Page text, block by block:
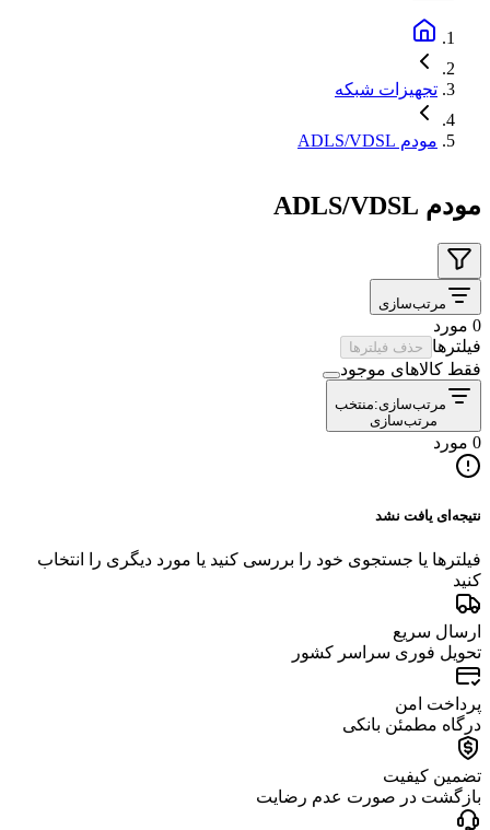
تجهیزات شبکه
مودم ADLS/VDSL
مودم ADLS/VDSL
مرتب‌سازی
0 مورد
فیلترها
حذف فیلترها
فقط کالاهای موجود
مرتب‌سازی:منتخب
مرتب‌سازی
0 مورد
نتیجه‌ای یافت نشد
فیلترها یا جستجوی خود را بررسی کنید یا مورد دیگری را انتخاب
کنید
ارسال سریع
تحویل فوری سراسر کشور
پرداخت امن
درگاه مطمئن بانکی
تضمین کیفیت
بازگشت در صورت عدم رضایت